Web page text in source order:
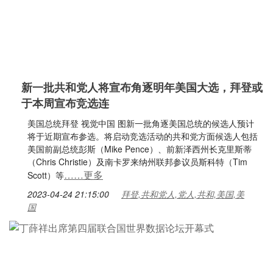
新一批共和党人将宣布角逐明年美国大选，拜登或
于本周宣布竞选连
美国总统拜登 视觉中国 图新一批角逐美国总统的候选人预计
将于近期宣布参选。将启动竞选活动的共和党方面候选人包括
美国前副总统彭斯（Mike Pence）、前新泽西州长克里斯蒂
（Chris Christie）及南卡罗来纳州联邦参议员斯科特（Tim
Scott）等……更多
2023-04-24 21:15:00
拜登,共和党人,党人,共和,美国,美
国